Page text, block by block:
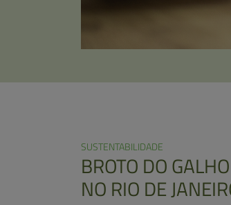
SUSTENTABILIDADE
BROTO DO
NO RIO DE